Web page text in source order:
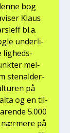
bog
Klaus
bl.a.
under­li­
lig­heds­
mel­
ste­nal­der­
på
og en til­
5.000
nær­me­re på